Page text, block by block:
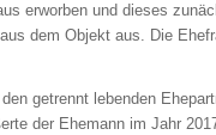
erworben und dieses
dem Objekt aus. Die
getrennt lebenden
der Ehemann im Jahr